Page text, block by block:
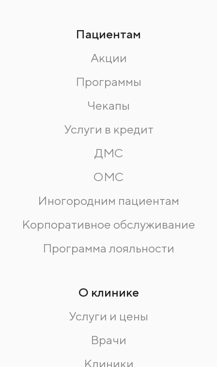
Пациентам
Акции
Программы
Чекапы
Услуги в кредит
ДМС
ОМС
Иногородним пациентам
Корпоративное обслуживание
Программа лояльности
О клинике
Услуги и цены
Врачи
Клиники